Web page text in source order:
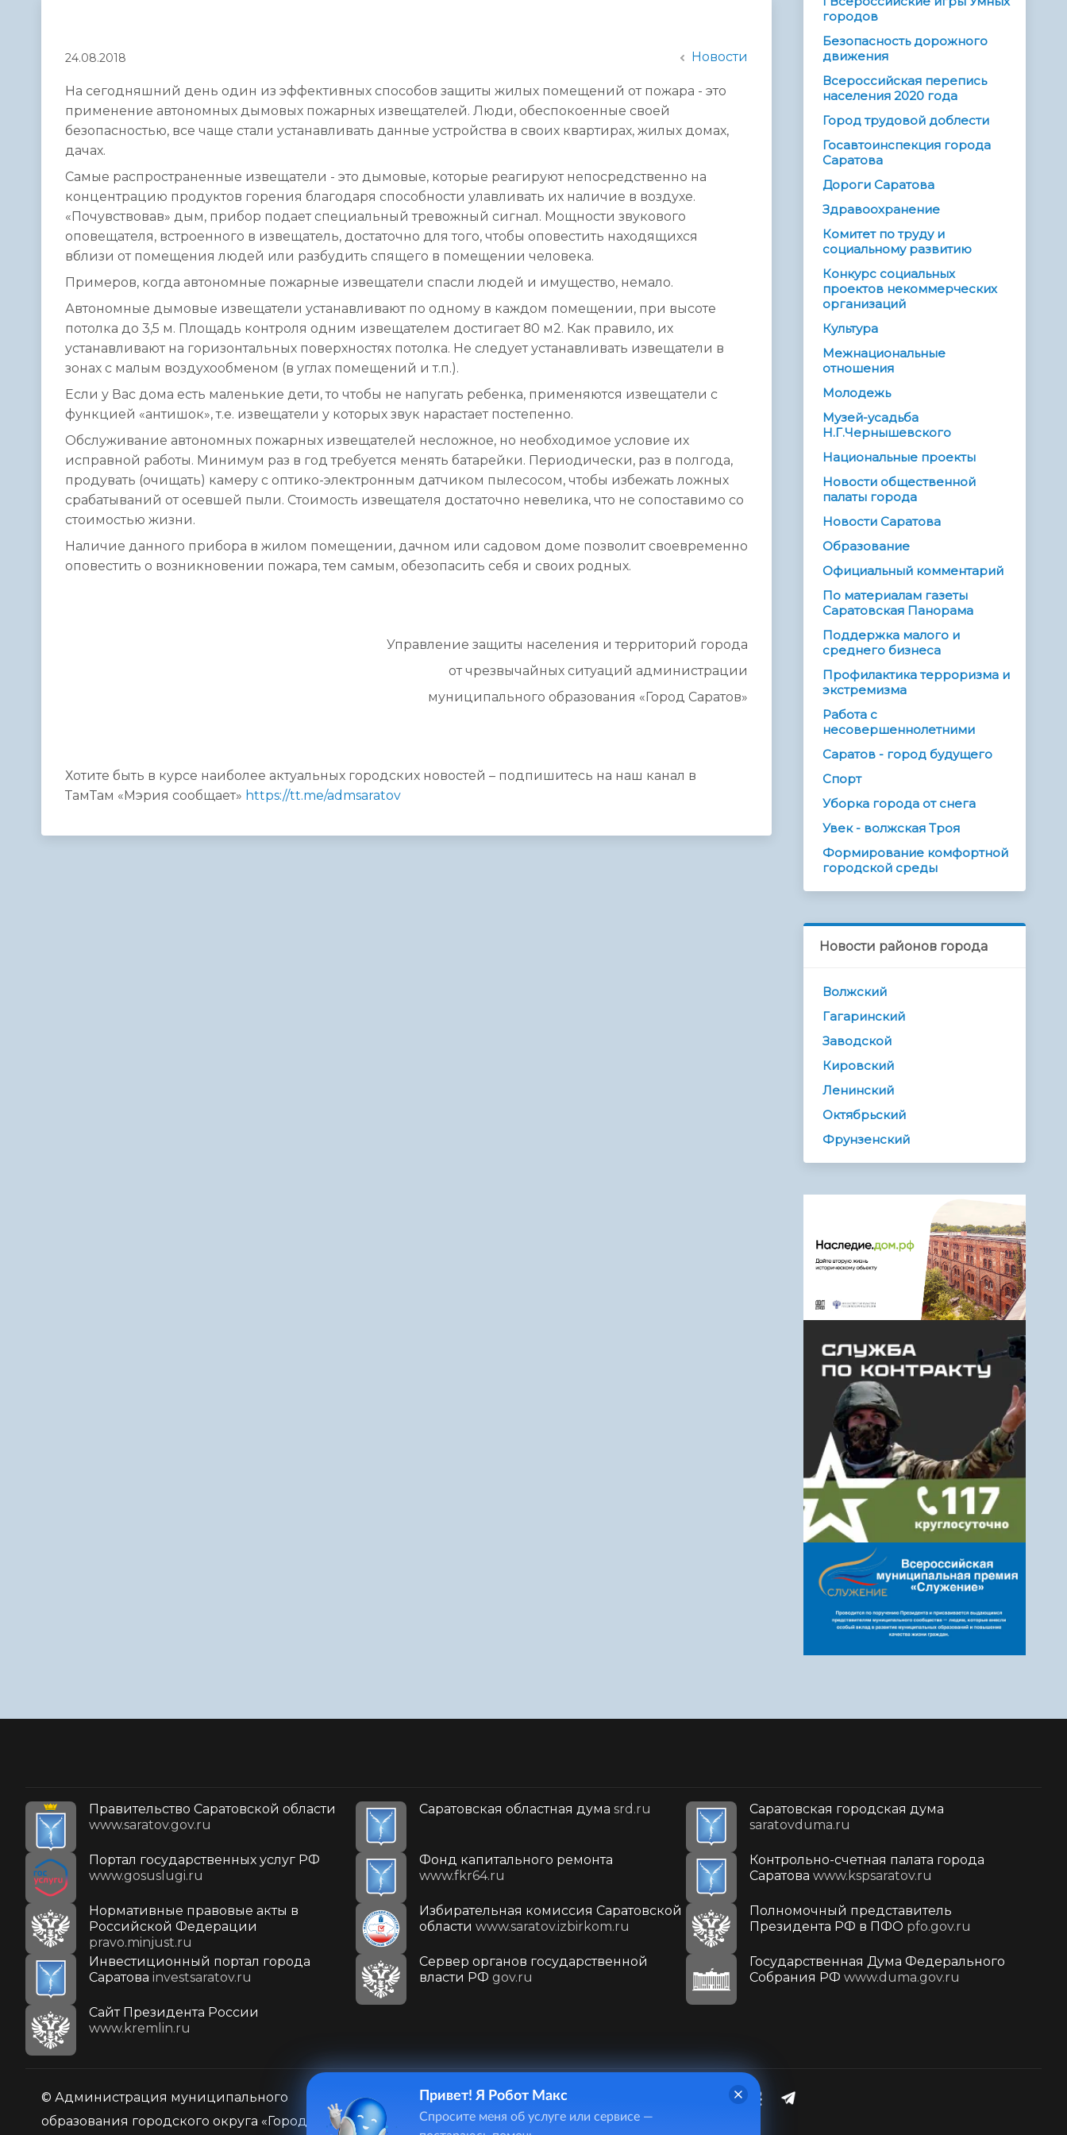
24.08.2018 Новости
На сегодняшний день один из эффективных способов защиты жилых помещений от пожара - это
применение автономных дымовых пожарных извещателей. Люди, обеспокоенные своей
безопасностью, все чаще стали устанавливать данные устройства в своих квартирах, жилых домах,
дачах.
Самые распространенные извещатели - это дымовые, которые реагируют непосредственно на
концентрацию продуктов горения благодаря способности улавливать их наличие в воздухе.
«Почувствовав» дым, прибор подает специальный тревожный сигнал. Мощности звукового
оповещателя, встроенного в извещатель, достаточно для того, чтобы оповестить находящихся
вблизи от помещения людей или разбудить спящего в помещении человека.
Примеров, когда автономные пожарные извещатели спасли людей и имущество, немало.
Автономные дымовые извещатели устанавливают по одному в каждом помещении, при высоте
потолка до 3,5 м. Площадь контроля одним извещателем достигает 80 м2. Как правило, их
устанавливают на горизонтальных поверхностях потолка. Не следует устанавливать извещатели в
зонах с малым воздухообменом (в углах помещений и т.п.).
Если у Вас дома есть маленькие дети, то чтобы не напугать ребенка, применяются извещатели с
функцией «антишок», т.е. извещатели у которых звук нарастает постепенно.
Обслуживание автономных пожарных извещателей несложное, но необходимое условие их
исправной работы. Минимум раз в год требуется менять батарейки. Периодически, раз в полгода,
продувать (очищать) камеру с оптико-электронным датчиком пылесосом, чтобы избежать ложных
срабатываний от осевшей пыли. Стоимость извещателя достаточно невелика, что не сопоставимо со
стоимостью жизни.
Наличие данного прибора в жилом помещении, дачном или садовом доме позволит своевременно
оповестить о возникновении пожара, тем самым, обезопасить себя и своих родных.
Управление защиты населения и территорий города
от чрезвычайных ситуаций администрации
муниципального образования «Город Саратов»
Хотите быть в курсе наиболее актуальных городских новостей – подпишитесь на наш канал в
ТамТам «Мэрия сообщает» https://tt.me/admsaratov
городов
Безопасность дорожного
движения
Всероссийская перепись
населения 2020 года
Город трудовой доблести
Госавтоинспекция города
Саратова
Дороги Саратова
Здравоохранение
Комитет по труду и
социальному развитию
Конкурс социальных
проектов некоммерческих
организаций
Культура
Межнациональные
отношения
Молодежь
Музей-усадьба
Н.Г.Чернышевского
Национальные проекты
Новости общественной
палаты города
Новости Саратова
Образование
Официальный комментарий
По материалам газеты
Саратовская Панорама
Поддержка малого и
среднего бизнеса
Профилактика терроризма и
экстремизма
Работа с
несовершеннолетними
Саратов - город будущего
Спорт
Уборка города от снега
Увек - волжская Троя
Формирование комфортной
городской среды
Новости районов города
Волжский
Гагаринский
Заводской
Кировский
Ленинский
Октябрьский
Фрунзенский
Правительство Саратовской области
www.saratov.gov.ru
Саратовская областная дума srd.ru
Саратовская городская дума
saratovduma.ru
Портал государственных услуг РФ
www.gosuslugi.ru
Фонд капитального ремонта
www.fkr64.ru
Контрольно-счетная палата города
Саратова www.kspsaratov.ru
Нормативные правовые акты в
Российской Федерации
pravo.minjust.ru
Избирательная комиссия Саратовской
области www.saratov.izbirkom.ru
Полномочный представитель
Президента РФ в ПФО pfo.gov.ru
Инвестиционный портал города
Саратова investsaratov.ru
Сервер органов государственной
власти РФ gov.ru
Государственная Дума Федерального
Собрания РФ www.duma.gov.ru
Cайт Президента России
www.kremlin.ru
© Администрация муниципального
образования городского округа «Город
410031, г. Саратов, ул. Первомайская, д. 78
+7(8452)26-02-49
Привет! Я Робот Макс
Спросите меня об услуге или сервисе —